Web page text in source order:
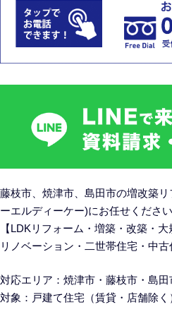
藤枝市、焼津市、島田市の増改築リ
ーエルディーケー)にお任せください
【LDKリフォーム・増築・改築・
リノベーション・二世帯住宅・中古
対応エリア：焼津市・藤枝市・島
対象：戸建て住宅 （賃貸・店舗除く